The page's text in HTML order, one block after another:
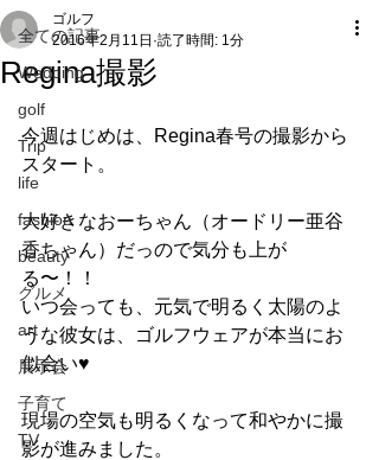
全ての記事
Wedding
golf
Trip
life
fashion
beauty
グルメ
art
展示会
子育て
TV
Regina撮影
ゴルフ
2016年2月11日 読了時間: 1分
今週はじめは、Regina春号の撮影から
スタート。
大好きなおーちゃん（オードリー亜谷
香ちゃん）だっので気分も上が
る〜！！
いつ会っても、元気で明るく太陽のよ
うな彼女は、ゴルフウェアが本当にお
似合い♥
現場の空気も明るくなって和やかに撮
影が進みました。